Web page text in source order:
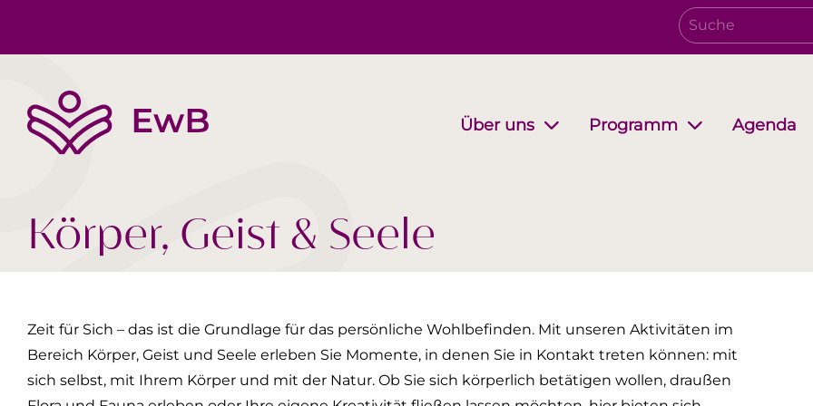
Über uns Programm Agenda
Körper, Geist & Seele
Zeit für Sich – das ist die Grundlage für das persönliche Wohlbefinden. Mit unseren Aktivitäten im
Bereich Körper, Geist und Seele erleben Sie Momente, in denen Sie in Kontakt treten können: mit
sich selbst, mit Ihrem Körper und mit der Natur. Ob Sie sich körperlich betätigen wollen, draußen